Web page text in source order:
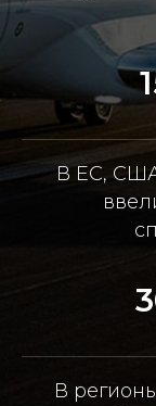
В ЕС,
В